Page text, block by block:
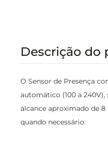
Descrição do
O Sensor de Presença
automático (100 a
alcance aproximado de
quando necessário.